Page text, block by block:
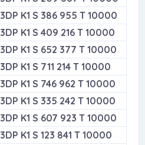
3DP K1 S 386 955 T 10000
3DP K1 S 409 216 T 10000
3DP K1 S 652 377 T 10000
3DP K1 S 711 214 T 10000
3DP K1 S 746 962 T 10000
3DP K1 S 335 242 T 10000
3DP K1 S 607 923 T 10000
3DP K1 S 123 841 T 10000